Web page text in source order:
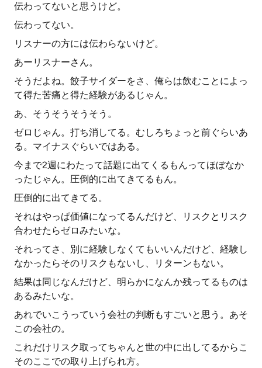
伝わってないと思うけど。
伝わってない。
リスナーの方には伝わらないけど。
あーリスナーさん。
そうだよね。餃子サイダーをさ、俺らは飲むことによっ
て得た苦痛と得た経験があるじゃん。
あ、そうそうそうそう。
ゼロじゃん。打ち消してる。むしろちょっと前ぐらいあ
る。マイナスぐらいではある。
今まで2週にわたって話題に出てくるもんってほぼなか
ったじゃん。圧倒的に出てきてるもん。
圧倒的に出てきてる。
それはやっぱ価値になってるんだけど、リスクとリスク
合わせたらゼロみたいな。
それってさ、別に経験しなくてもいいんだけど、経験し
なかったらそのリスクもないし、リターンもない。
結果は同じなんだけど、明らかになんか残ってるものは
あるみたいな。
あれでいこうっていう会社の判断もすごいと思う。あそ
この会社の。
これだけリスク取ってちゃんと世の中に出してるからこ
そのここでの取り上げられ方。